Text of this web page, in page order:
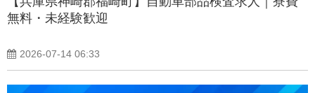
無料・未経験歓迎
2026-07-14 06:33